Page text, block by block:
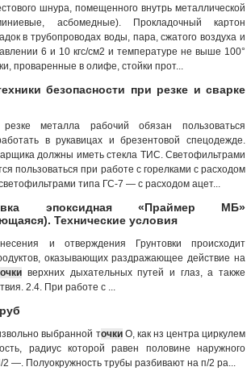
шнура, помещенного внутрь металлической
асбомедные). Прокладочный картон
в трубопроводах воды, пара, сжатого воздуха и
6 и 10 кгс/см2 и температуре не выше 100°
проваренные в олифе, стойки прот...
безопасности при резке и сварке
металла рабочий обязан пользоваться
в рукавицах и брезентовой спецодежде.
должны иметь стекла ТИС. Светофильтрами
пользоваться при работе с горелками с расходом
типа ГС-7 — с расходом ацет...
эпоксидная «Праймер МБ»
Технические условия
и отверждения Грунтовки происходит
оказывающих раздражающее действие на
очки верхних дыхательных путей и глаз, а также
2.4. При работе с ...
выбранной точкиО, как нз центра циркулем
радиус которой равен половине наружного
—. Полуокружность трубы разбивают на п/2 ра...